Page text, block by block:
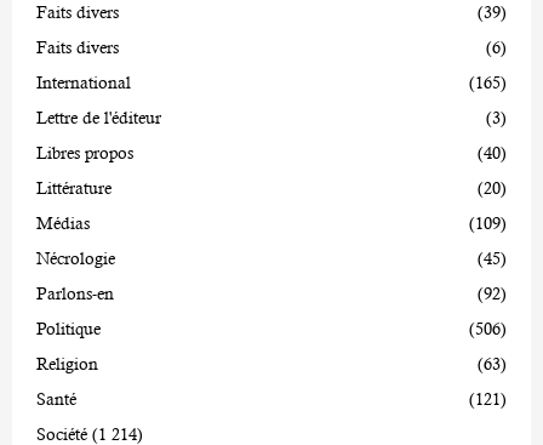
Faits divers
(39)
Faits divers
(6)
International
(165)
Lettre de l'éditeur
(3)
Libres propos
(40)
Littérature
(20)
Médias
(109)
Nécrologie
(45)
Parlons-en
(92)
Politique
(506)
Religion
(63)
Santé
(121)
Société (1 214)